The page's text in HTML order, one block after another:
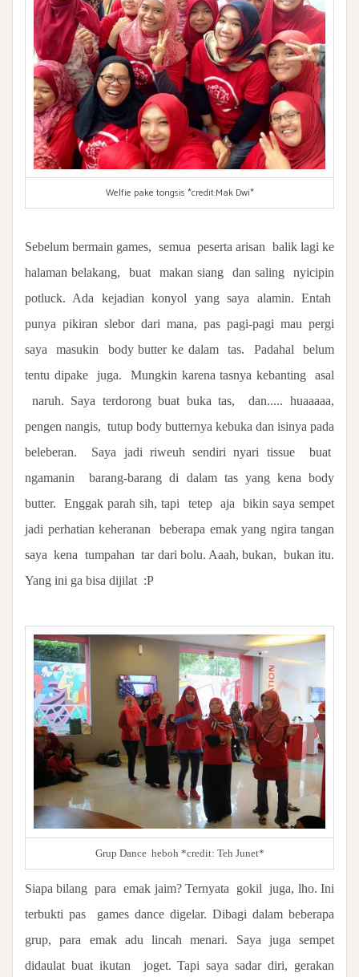
Welfie pake tongsis *credit:Mak Dwi*
Sebelum bermain games, semua peserta arisan balik lagi ke
halaman belakang,
buat makan siang dan saling
nyicipin
potluck. Ada kejadian konyol yang saya alamin. Entah
punya pikiran slebor dari mana, pas pagi-pagi mau pergi
saya
masukin body butter ke dalam tas. Padahal
belum
tentu dipake
juga. Mungkin karena tasnya kebanting
asal
naruh. Saya terdorong buat buka tas, dan..... huaaaaa,
pengen nangis, tutup body butternya kebuka dan isinya pada
beleberan.
Saya jadi riweuh sendiri nyari tissue
buat
ngamanin
barang-barang di dalam tas yang kena body
butter.
Enggak parah sih, tapi tetep aja
bikin saya sempet
jadi perhatian keheranan
beberapa emak yang ngira tangan
saya kena tumpahan tar dari bolu. Aaah, bukan, bukan itu.
Yang ini ga bisa dijilat :P
Grup Dance heboh *credit: Teh Junet*
Siapa bilang para emak jaim? Ternyata gokil juga, lho. Ini
terbukti pas
games dance digelar. Dibagi dalam beberapa
grup, para emak adu lincah menari. Saya juga sempet
didaulat buat ikutan
joget. Tapi saya sadar diri, gerakan